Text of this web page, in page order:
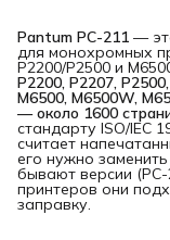
Pantum PC-211 —
для монохромных
P2200/P2500 и
P2200, P2207,
M6500, M6500W,
— около 1600
стандарту ISO/IEC
считает
его нужно
бывают версии (PC-
принтеров они
заправку.